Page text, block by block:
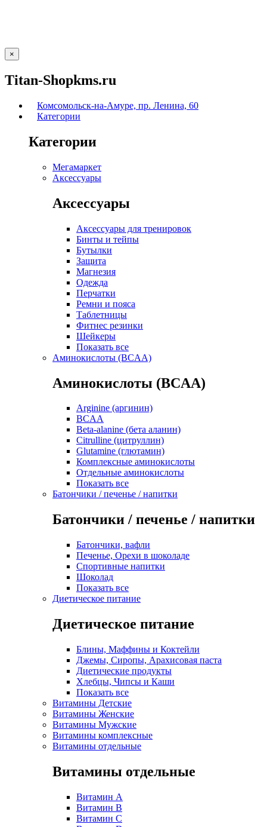
×
Titan-Shopkms.ru
Комсомольск-на-Амуре, пр. Ленина, 60
Категории
Категории
Мегамаркет
Аксессуары
Аксессуары
Аксессуары для тренировок
Бинты и тейпы
Бутылки
Защита
Магнезия
Одежда
Перчатки
Ремни и пояса
Таблетницы
Фитнес резинки
Шейкеры
Показать все
Аминокислоты (BCAA)
Аминокислоты (BCAA)
Arginine (аргинин)
BCAA
Beta-alanine (бета аланин)
Citrulline (цитруллин)
Glutamine (глютамин)
Комплексные аминокислоты
Отдельные аминокислоты
Показать все
Батончики / печенье / напитки
Батончики / печенье / напитки
Батончики, вафли
Печенье, Орехи в шоколаде
Спортивные напитки
Шоколад
Показать все
Диетическое питание
Диетическое питание
Блины, Маффины и Коктейли
Джемы, Сиропы, Арахисовая паста
Диетические продукты
Хлебцы, Чипсы и Каши
Показать все
Витамины Детские
Витамины Женские
Витамины Мужские
Витамины комплексные
Витамины отдельные
Витамины отдельные
Витамин A
Витамин B
Витамин C